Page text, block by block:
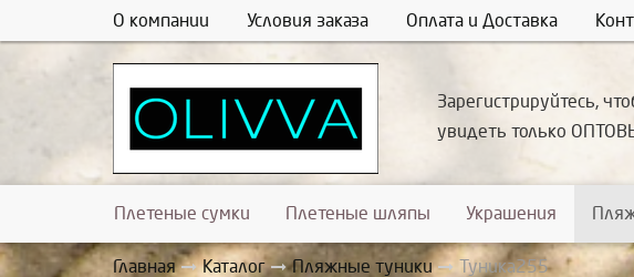
О компании Условия заказа Оплата и Доставка
Зарегистрируйтесь,
увидеть только
Плетеные сумки Плетеные шляпы Украшения
Главная Каталог Пляжные туники Туника255